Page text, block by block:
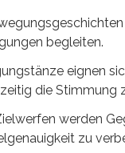
begleiten.
eignen
die Stimmung
werden
zu